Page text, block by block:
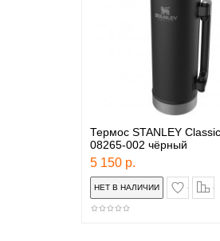
Термос STANLEY
08265-002 чёрный
5 150 р.
в